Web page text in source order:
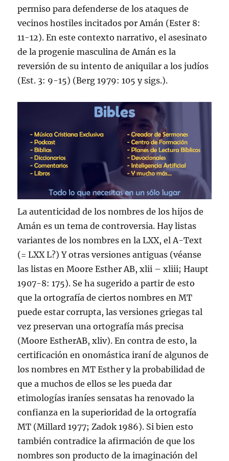
permiso para defenderse de los ataques de
vecinos hostiles incitados por Amán (Ester 8:
11-12). En este contexto narrativo, el asesinato
de la progenie masculina de Amán es la
reversión de su intento de aniquilar a los judíos
(Est. 3: 9-15) (Berg 1979: 105 y sigs.).
La autenticidad de los nombres de los hijos de
Amán es un tema de controversia. Hay listas
variantes de los nombres en la LXX, el A-Text
(= LXX L?) Y otras versiones antiguas (véanse
las listas en Moore Esther AB, xlii – xliii; Haupt
1907-8: 175). Se ha sugerido a partir de esto
que la ortografía de ciertos nombres en MT
puede estar corrupta, las versiones griegas tal
vez preservan una ortografía más precisa
(Moore EstherAB, xliv). En contra de esto, la
certificación en onomástica iraní de algunos de
los nombres en MT Esther y la probabilidad de
que a muchos de ellos se les pueda dar
etimologías iraníes sensatas ha renovado la
confianza en la superioridad de la ortografía
MT (Millard 1977; Zadok 1986). Si bien esto
también contradice la afirmación de que los
nombres son producto de la imaginación del